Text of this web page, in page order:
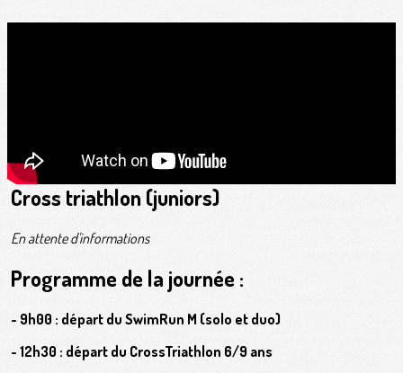
Cross triathlon (juniors)
En attente d'informations
Programme de la journée :
- 9h00 : départ du SwimRun M (solo et duo)
- 12h30 : départ du CrossTriathlon 6/9 ans